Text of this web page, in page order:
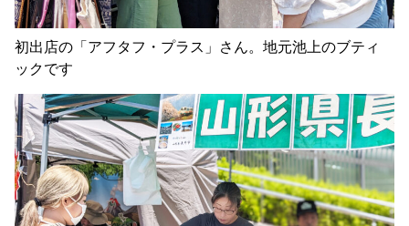
初出店の「アフタフ・プラス」さん。地元池上のブティ
ックです